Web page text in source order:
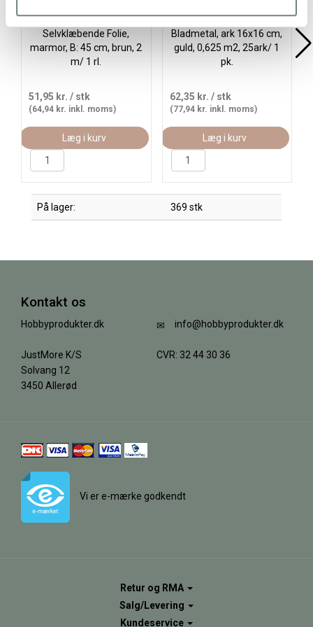
Selvklæbende Folie,
marmor, B: 45 cm, brun, 2
m/ 1 rl.
51,95 kr. / stk
(64,94 kr. inkl. moms)
Læg i kurv
Bladmetal, ark 16x16 cm,
guld, 0,625 m2, 25ark/ 1
pk.
62,35 kr. / stk
(77,94 kr. inkl. moms)
Læg i kurv
På lager: 369 stk
Kontakt os
Hobbyprodukter.dk
JustMore K/S
Solvang 12
3450 Allerød
info@hobbyprodukter.dk
CVR: 32 44 30 36
Vi er e-mærke godkendt
Retur og RMA
Salg/Levering
Kundeservice